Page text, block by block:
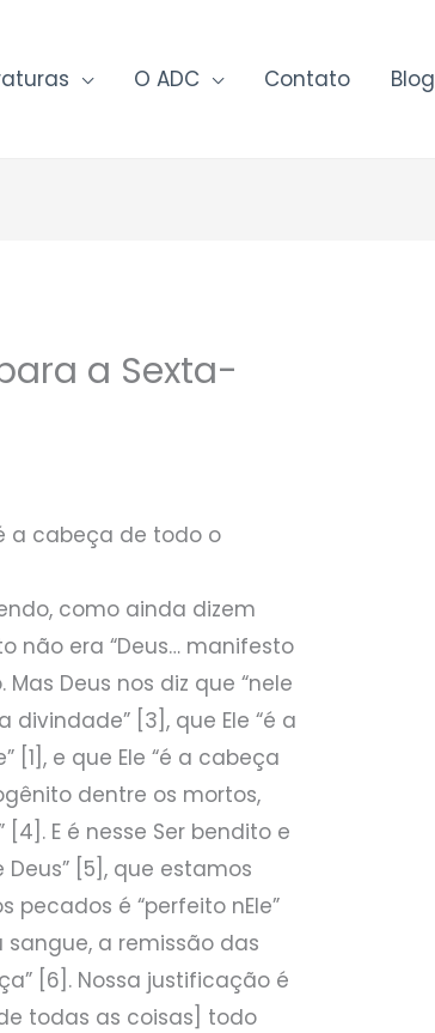
O ADC Contato Blog
a Sexta-
a cabeça de todo o
como ainda dizem
não era “Deus… manifesto
Deus nos diz que “nele
[3], que Ele “é a
e que Ele “é a cabeça
dentre os mortos,
E é nesse Ser bendito e
[5], que estamos
pecados é “perfeito nEle”
sangue, a remissão das
[6]. Nossa justificação é
todas as coisas] todo